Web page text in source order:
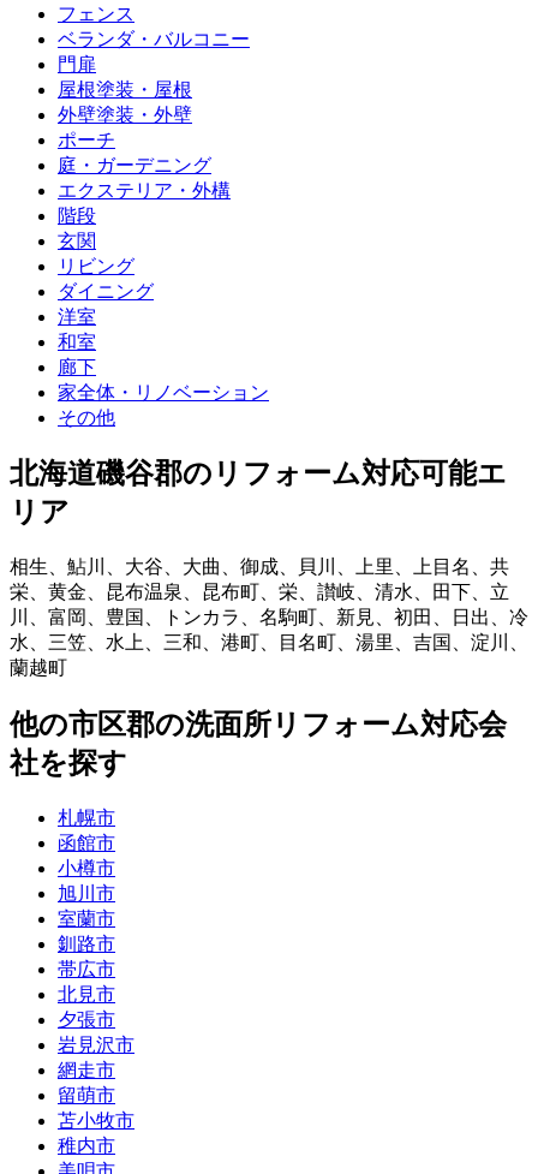
フェンス
ベランダ・バルコニー
門扉
屋根塗装・屋根
外壁塗装・外壁
ポーチ
庭・ガーデニング
エクステリア・外構
階段
玄関
リビング
ダイニング
洋室
和室
廊下
家全体・リノベーション
その他
北海道磯谷郡のリフォーム対応可能エ
リア
相生 鮎川 大谷 大曲 御成 貝川 上里 上目名
共
栄
黄金 昆布温泉 昆布町 栄 讃岐 清水 田下
立
川
富岡 豊国 トンカラ 名駒町 新見 初田 日出
冷
水
三笠 水上 三和 港町 目名町 湯里 吉国 淀川
蘭越町
他の市区郡の洗面所リフォーム対応会
社を探す
札幌市
函館市
小樽市
旭川市
室蘭市
釧路市
帯広市
北見市
夕張市
岩見沢市
網走市
留萌市
苫小牧市
稚内市